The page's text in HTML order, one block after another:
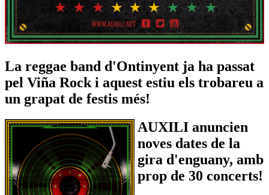
La reggae band d'Ontinyent ja ha passat
pel Viña Rock i aquest estiu els trobareu a
un grapat de festis més!
AUXILI anuncien
noves dates de la
gira d'enguany, amb
prop de 30 concerts!